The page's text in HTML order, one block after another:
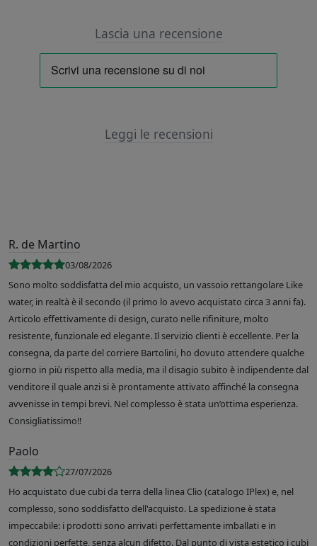
Lascia una recensione
Leggi le recensioni
R. de Martino
03/08/2026
Sono molto soddisfatta del mio acquisto, un vassoio rettangolare Like
water, in realtà è il secondo (il primo lo avevo acquistato circa 3 anni fa).
Articolo effettivamente di design, curato nelle rifiniture, molto
resistente, funzionale ed elegante. Il servizio clienti è eccellente. Per la
consegna, da parte del corriere Bartolini, ho dovuto attendere qualche
giorno in più rispetto alla media, ma il disagio subito è indipendente dal
venditore il quale anzi si è prontamente attivato affinché la consegna
avvenisse in tempi brevi. Nel complesso è stata un’ottima esperienza.
Consigliatissimo!!
Paolo
27/07/2026
Ho acquistato due cubi da terra della linea Clio (catalogo IPlex) e, nel
complesso, sono soddisfatto dell'acquisto. La spedizione è stata
impeccabile: i prodotti sono arrivati perfettamente imballati e in
condizioni perfette, senza alcun difetto. Dal punto di vista estetico i cubi